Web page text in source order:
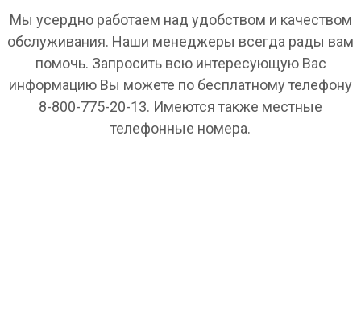
Мы усердно работаем над удобством и качеством
обслуживания. Наши менеджеры всегда рады вам
помочь. Запросить всю интересующую Вас
информацию Вы можете по бесплатному телефону
8-800-775-20-13. Имеются также местные
телефонные номера.